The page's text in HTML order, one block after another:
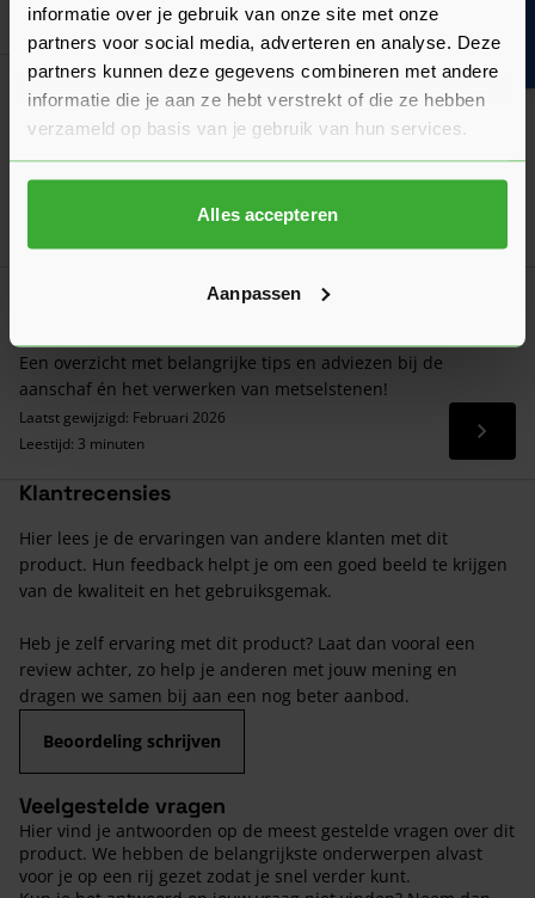
informatie over je gebruik van onze site met onze
partners voor social media, adverteren en analyse. Deze
partners kunnen deze gegevens combineren met andere
informatie die je aan ze hebt verstrekt of die ze hebben
verzameld op basis van je gebruik van hun services.
Alles accepteren
Aanpassen
Goed voorbereid aan de slag
Algemeen
Hoeveel metselstenen per m² heb je nodig?
en hoe je dat zelf berekent!
Laatst gewijzigd: Augustus 2026
Een overzicht met belangrijke tips en adviezen bij de
aanschaf én het verwerken van metselstenen!
Laatst gewijzigd: Februari 2026
Leestijd: 3 minuten
Lees
Klantrecensies
Hier lees je de ervaringen van andere klanten met dit
product. Hun feedback helpt je om een goed beeld te krijgen
van de kwaliteit en het gebruiksgemak.
Heb je zelf ervaring met dit product? Laat dan vooral een
review achter, zo help je anderen met jouw mening en
dragen we samen bij aan een nog beter aanbod.
Beoordeling schrijven
Veelgestelde vragen
Hier vind je antwoorden op de meest gestelde vragen over dit
product. We hebben de belangrijkste onderwerpen alvast
voor je op een rij gezet zodat je snel verder kunt.